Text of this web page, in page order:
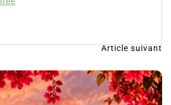
Article suivant